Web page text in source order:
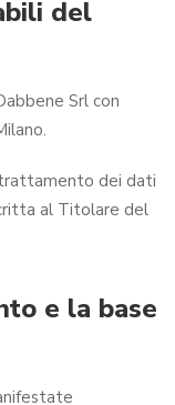
del
Srl con
dei dati
al Titolare del
e la base